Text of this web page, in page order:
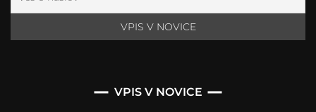
VPIS V NOVICE